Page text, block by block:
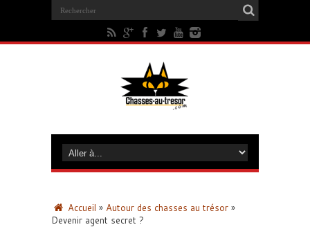
Accueil » Autour des chasses au trésor »
Devenir agent secret ?